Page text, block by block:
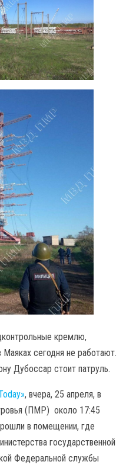
кремлю,
сегодня не работают.
Дубоссар стоит патруль.
, вчера, 25 апреля, в
(ПМР) около 17:45
в помещении, где
государственной
Федеральной службы